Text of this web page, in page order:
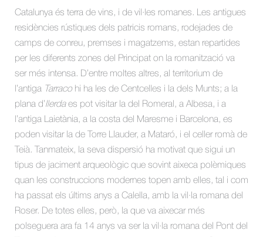
Catalunya és terra de vins, i de vil·les romanes. Les antigues
residències rústiques dels patricis romans, rodejades de
camps de conreu, premses i magatzems, estan repartides
per les diferents zones del Principat on la romanització va
ser més intensa. D’entre moltes altres, al territorium de
l’antiga Tarraco hi ha les de Centcelles i la dels Munts; a la
plana d’Ilerdaes pot visitar la del Romeral, a Albesa, i a
l’antiga Laietània, a la costa del Maresme i Barcelona, es
poden visitar la de Torre Llauder, a Mataró, i el celler romà de
Teià. Tanmateix, la seva dispersió ha motivat que sigui un
tipus de jaciment arqueològic que sovint aixeca polèmiques
quan les construccions modernes topen amb elles, tal i com
ha passat els últims anys a Calella, amb la vil·la romana del
Roser. De totes elles, però, la que va aixecar més
polseguera ara fa 14 anys va ser la vil·la romana del Pont del